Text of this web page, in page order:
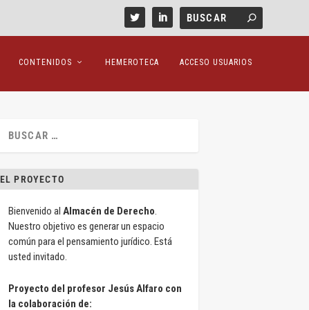
CONTENIDOS HEMEROTECA ACCESO USUARIOS
EL PROYECTO
Bienvenido al Almacén de Derecho.
Nuestro objetivo es generar un espacio
común para el pensamiento jurídico. Está
usted invitado.
Proyecto del profesor Jesús Alfaro con
la colaboración de: